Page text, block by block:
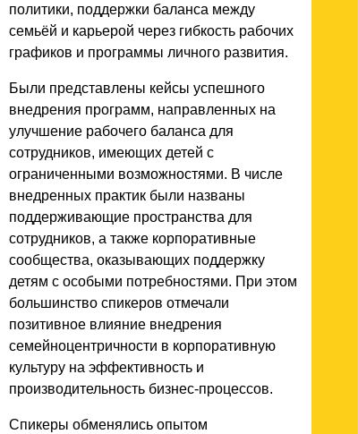
политики, поддержки баланса между
семьёй и карьерой через гибкость рабочих
графиков и программы личного развития.
Были представлены кейсы успешного
внедрения программ, направленных на
улучшение рабочего баланса для
сотрудников, имеющих детей с
ограниченными возможностями. В числе
внедренных практик были названы
поддерживающие пространства для
сотрудников, а также корпоративные
сообщества, оказывающих поддержку
детям с особыми потребностями. При этом
большинство спикеров отмечали
позитивное влияние внедрения
семейноцентричности в корпоративную
культуру на эффективность и
производительность бизнес-процессов.
Спикеры обменялись опытом